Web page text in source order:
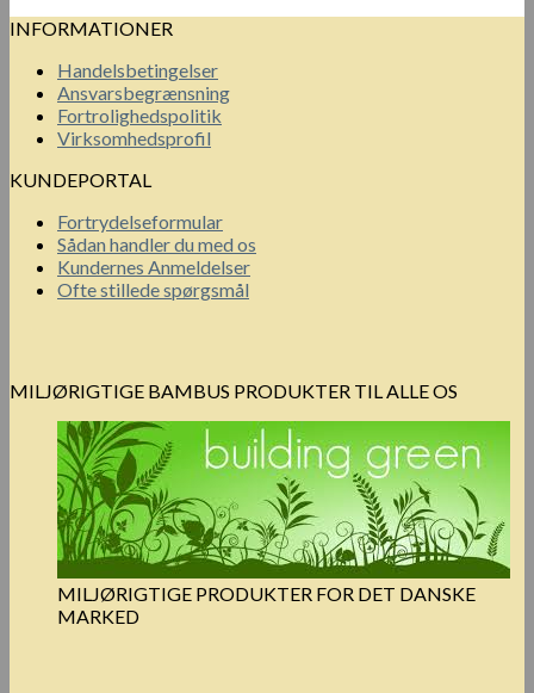
INFORMATIONER
Handelsbetingelser
Ansvarsbegrænsning
Fortrolighedspolitik
Virksomhedsprofil
KUNDEPORTAL
Fortrydelseformular
Sådan handler du med os
Kundernes Anmeldelser
Ofte stillede spørgsmål
MILJØRIGTIGE BAMBUS PRODUKTER TIL ALLE OS
MILJØRIGTIGE PRODUKTER FOR DET DANSKE
MARKED